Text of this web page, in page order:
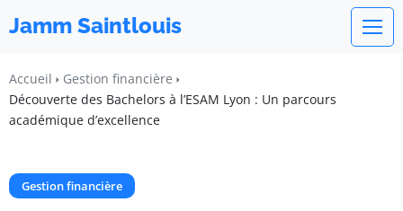
Jamm Saintlouis
Accueil
Gestion financière
Découverte des Bachelors à l’ESAM Lyon : Un parcours
académique d’excellence
Gestion financière